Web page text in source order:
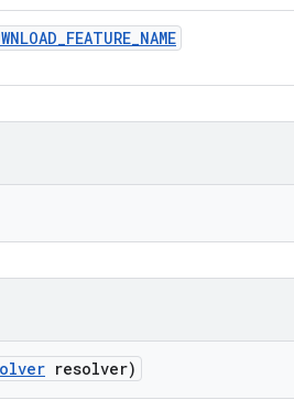
_FEATURE_NAME
resolver)